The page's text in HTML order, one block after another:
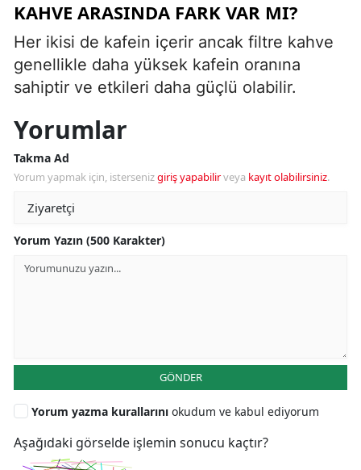
KAHVE ARASINDA FARK VAR MI?
Her ikisi de kafein içerir ancak filtre kahve
genellikle daha yüksek kafein oranına
sahiptir ve etkileri daha güçlü olabilir.
Yorumlar
Takma Ad
Yorum yapmak için, istersenizgiriş yapabilirveya kayıt olabilirsiniz.
Yorum Yazın (500 Karakter)
GÖNDER
Yorum yazma kurallarını okudum ve kabul ediyorum
Aşağıdaki görselde işlemin sonucu kaçtır?